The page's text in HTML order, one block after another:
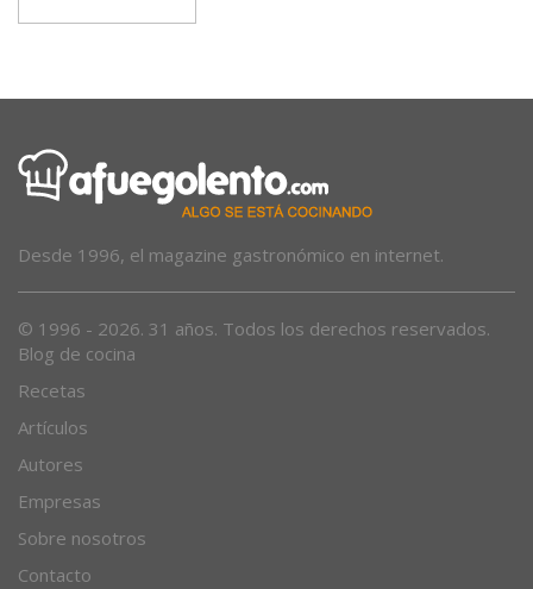
Desde 1996, el magazine gastronómico en internet.
© 1996 - 2026. 31 años. Todos los derechos reservados.
Blog de cocina
Recetas
Artículos
Autores
Empresas
Sobre nosotros
Contacto